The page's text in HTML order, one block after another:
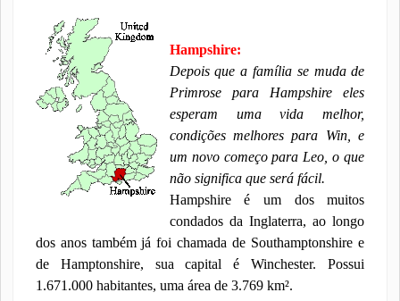
Hampshire:
Depois que a família se muda de
Primrose para Hampshire eles
esperam uma vida melhor,
condições melhores para Win, e
um novo começo para Leo, o que
não significa que será fácil.
Hampshire é um dos muitos
condados da Inglaterra, ao longo
dos anos também já foi chamada de Southamptonshire e
de Hamptonshire, sua capital é Winchester. Possui
1.671.000 habitantes, uma área de 3.769 km².